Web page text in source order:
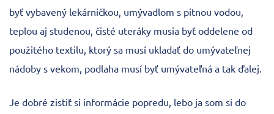
byť vybavený lekárničkou, umývadlom s pitnou vodou,
teplou aj studenou, čisté uteráky musia byť oddelene od
použitého textilu, ktorý sa musí ukladať do umývateľnej
nádoby s vekom, podlaha musí byť umývateľná a tak ďalej.
Je dobré zistiť si informácie popredu, lebo ja som si do